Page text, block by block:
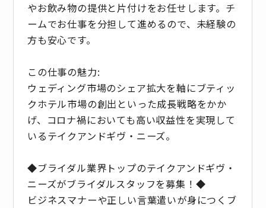
やお飲み物の提供と片付けをお任せします。チ
ームでお仕事を分担して進めるので、未経験の
方も安心です。
この仕事の魅力:
ウェディング市場のシェア拡大を軸にブティッ
クホテル市場の創出といった成長戦略をかか
げ、コロナ禍においても高い収益性を実現して
いるテイクアンドギヴ・ニーズ。
◆ブライダル業界トップのテイクアンドギヴ・
ニーズがブライダルスタッフを募集！◆
ビジネスマナーや正しい言葉遣いが身につくブ